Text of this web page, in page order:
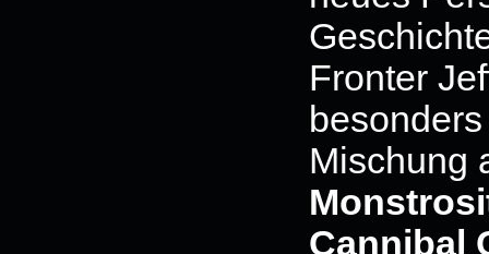
Fronter
Mischung
Cannibal